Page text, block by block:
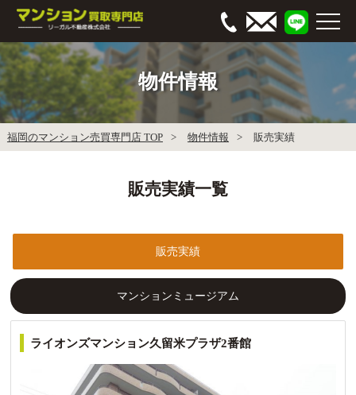
物件情報
福岡のマンション売買専門店 TOP 物件情報 販売実績
販売実績一覧
販売実績
マンションミュージアム
ライオンズマンション久留米プラザ2番館